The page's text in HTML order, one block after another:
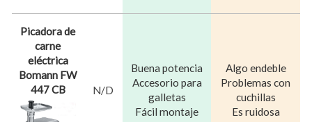
Picadora de
carne
eléctrica
Bomann FW
447 CB
N/D
Buena potencia
Accesorio para
galletas
Fácil montaje
Algo endeble
Problemas con
cuchillas
Es ruidosa